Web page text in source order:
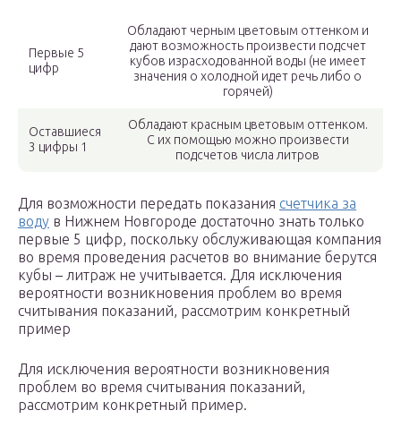
Первые 5
цифр
Обладают черным цветовым оттенком и
дают возможность произвести подсчет
кубов израсходованной воды (не имеет
значения о холодной идет речь либо о
горячей)
Оставшиеся
3 цифры 1
Обладают красным цветовым оттенком.
С их помощью можно произвести
подсчетов числа литров
Для возможности передать показания счетчика за
воду в Нижнем Новгороде достаточно знать только
первые 5 цифр, поскольку обслуживающая компания
во время проведения расчетов во внимание берутся
кубы – литраж не учитывается. Для исключения
вероятности возникновения проблем во время
считывания показаний, рассмотрим конкретный
пример
Для исключения вероятности возникновения
проблем во время считывания показаний,
рассмотрим конкретный пример.